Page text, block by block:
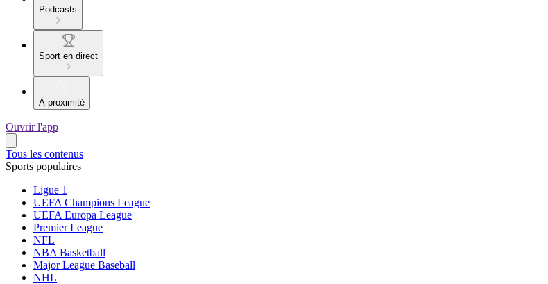
Podcasts
Sport en direct
À proximité
Ouvrir l'app
Tous les contenus
Sports populaires
Ligue 1
UEFA Champions League
UEFA Europa League
Premier League
NFL
NBA Basketball
Major League Baseball
NHL